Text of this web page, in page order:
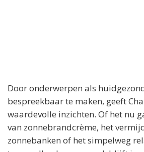
Door onderwerpen als
bespreekbaar te maken, geeft
waardevolle inzichten. Of het nu
van zonnebrandcrème, het
zonnebanken of het simpelweg